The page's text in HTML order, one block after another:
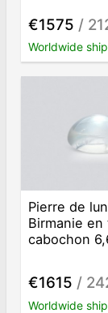
€1575 /
Worldwide
Pierre de
Birmanie en
cabochon
€1615 /
Worldwide